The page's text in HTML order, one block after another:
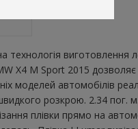
виготовлення
X4 M Sport 2015
моделей автомобілів
розкрою. 2.34 пог. м.
плівки прямо на